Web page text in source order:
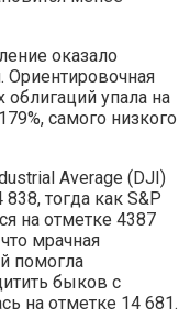
оказало
Ориентировочная
облигаций упала на
самого низкого
Average (DJI)
тогда как S&P
на отметке 4387
мрачная
помогла
быков с
на отметке 14 681.